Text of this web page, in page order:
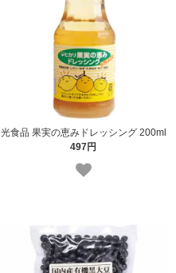
光食品 果実の恵みドレッシング 200ml
497円